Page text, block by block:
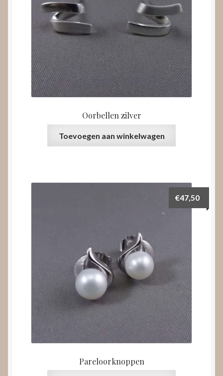
Oorbellen zilver
Toevoegen aan winkelwagen
Pareloorknoppen
€47,50